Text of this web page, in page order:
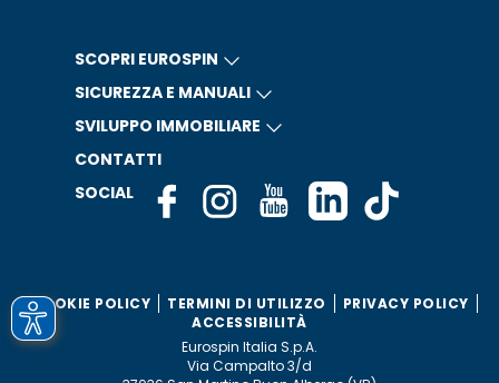
SCOPRI EUROSPIN
SICUREZZA E MANUALI
SVILUPPO IMMOBILIARE
CONTATTI
SOCIAL
COOKIE POLICY TERMINI DI UTILIZZO
PRIVACY POLICY
ACCESSIBILITÀ
Eurospin Italia S.p.A.
Via Campalto 3/d